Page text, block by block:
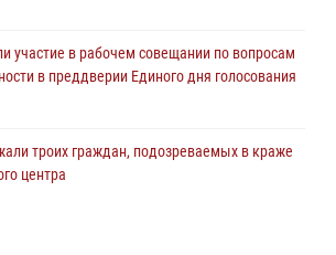
участие в рабочем совещании по вопросам
в преддверии Единого дня голосования
троих граждан, подозреваемых в краже
центра